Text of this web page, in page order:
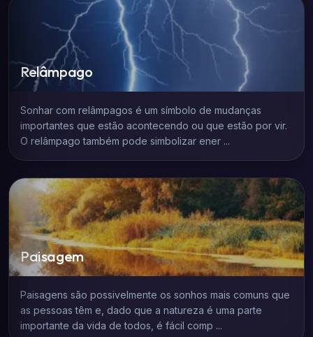
Relâmpago
Sonhar com relâmpagos é um símbolo de mudanças
importantes que estão acontecendo ou que estão por vir.
O relâmpago também pode simbolizar ener ...
Paisagem
Paisagens são possivelmente os sonhos mais comuns que
as pessoas têm e, dado que a natureza é uma parte
importante da vida de todos, é fácil comp ...